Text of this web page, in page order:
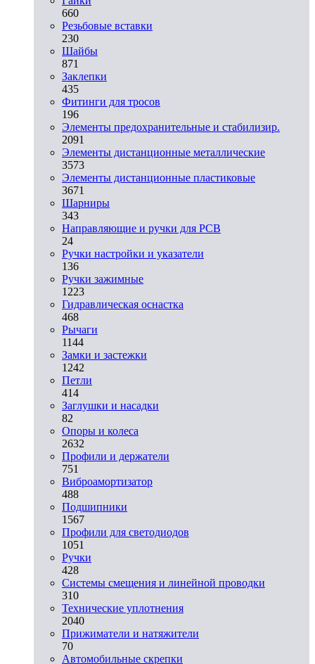
660
Резьбовые вставки
230
Шайбы
871
Заклепки
435
Фитинги для тросов
196
Элементы предохранительные и стабилизир.
2091
Элементы дистанционные металлические
3573
Элементы дистанционные пластиковые
3671
Шарниры
343
Направляющие и ручки для PCB
24
Ручки настройки и указатели
136
Ручки зажимные
1223
Гидравлическая оснастка
468
Рычаги
1144
Замки и застежки
1242
Петли
414
Заглушки и насадки
82
Опоры и колеса
2632
Профили и держатели
751
Виброамортизатор
488
Подшипники
1567
Профили для светодиодов
1051
Ручки
428
Системы смещения и линейной проводки
310
Технические уплотнения
2040
Прижиматели и натяжители
70
Автомобильные скрепки